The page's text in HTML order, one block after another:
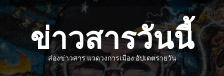
Skip
ข่าวสารวันนี้
ส่องข่าวสาร แวดวงการเมือง อัปเดตรายวัน